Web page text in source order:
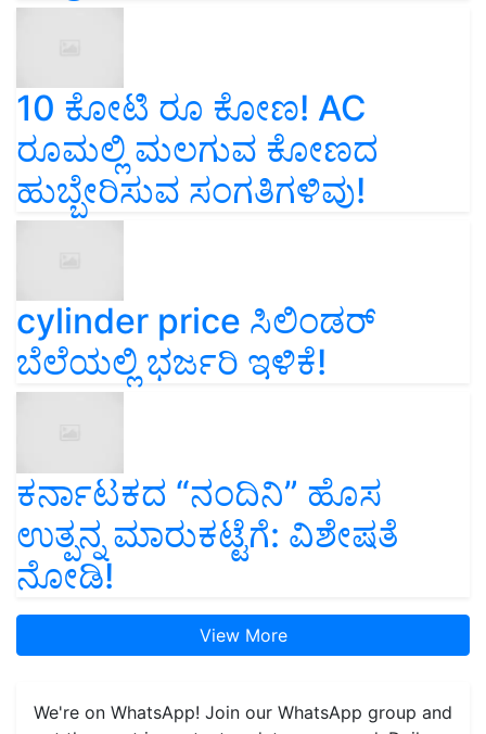
10 ಕೋಟಿ ರೂ ಕೋಣ! AC
ರೂಮಲ್ಲಿ ಮಲಗುವ ಕೋಣದ
ಹುಬ್ಬೇರಿಸುವ ಸಂಗತಿಗಳಿವು!
cylinder price ಸಿಲಿಂಡರ್‌
ಬೆಲೆಯಲ್ಲಿ ಭರ್ಜರಿ ಇಳಿಕೆ!
ಕರ್ನಾಟಕದ “ನಂದಿನಿ” ಹೊಸ
ಉತ್ಪನ್ನ ಮಾರುಕಟ್ಟೆಗೆ: ವಿಶೇಷತೆ
ನೋಡಿ!
View More
We're on WhatsApp! Join our WhatsApp group and